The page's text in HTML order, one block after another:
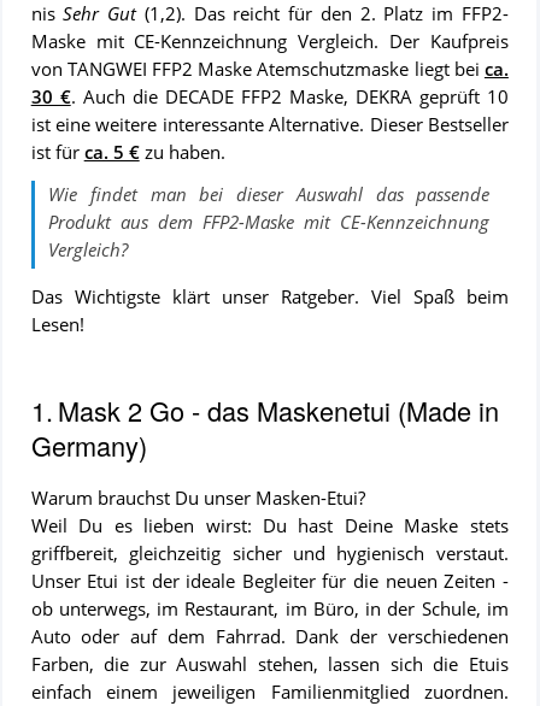
nisSehr Gut(1,2). Das reicht für den 2. Platz im FFP2-
Maske mit CE-Kennzeichnung Vergleich. Der Kauf­preis
von TANGWEI FFP2 Maske Atemschutzmaske liegt bei ca.
30 €. Auch die DECADE FFP2 Maske, DEKRA geprüft 10
ist eine wei­te­re in­ter­es­san­te Al­ter­na­ti­ve. Dieser Bestseller
ist für ca. 5 €zu ha­ben.
Wie findet man bei dieser Auswahl das passende
Produkt aus demFFP2-Maske mit CE-Kennzeichnung
Vergleich?
Das Wichtigste klärt unser Ratgeber. Viel Spaß beim
Lesen!
INHALTSVERZEICHNIS
Mask 2 Go
Maskenetui
(Made in
Germany)
Eine
FFP2-
Maske
richtig
anlegen
1.Mask 2 Go - das Maskenetui (Made in
Germany)
Warum brauchst Du unser Masken-Etui?
Weil Du es lieben wirst: Du hast Deine Maske stets
griffbereit, gleichzeitig sicher und hygienisch verstaut.
Unser Etui ist der ideale Begleiter für die neuen Zeiten -
ob unterwegs, im Restaurant, im Büro, in der Schule, im
Auto oder auf dem Fahrrad. Dank der verschiedenen
Farben, die zur Auswahl stehen, lassen sich die Etuis
einfach einem jeweiligen Familienmitglied zuordnen.